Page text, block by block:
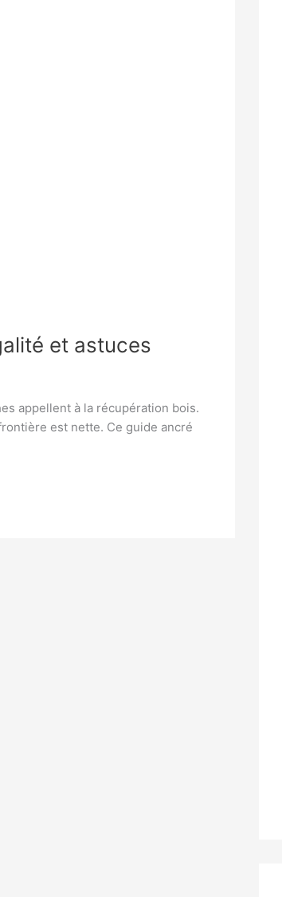
et astuces
appellent à la récupération bois.
est nette. Ce guide ancré